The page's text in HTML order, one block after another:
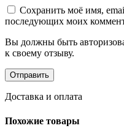
Сохранить моё имя,
последующих моих
Вы должны быть
к своему отзыву.
Доставка и оплата
Похожие товары